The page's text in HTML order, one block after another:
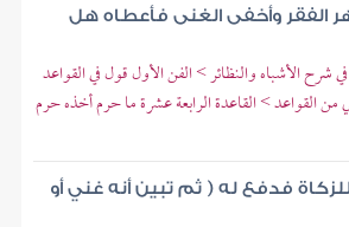
الفقر وأخفى الغنى فأعطاه هل
شرح الأشباه والنظائر > الفن الأول قول في القواعد
من القواعد > القاعدة الرابعة عشرة ما حرم أخذه حرم
فدفع له ( ثم تبين أنه غني أو